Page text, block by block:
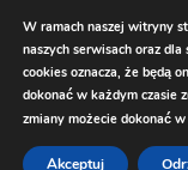
W ramach naszej witryny
naszych serwisach oraz
cookies oznacza, że będą
dokonać w każdym czasie
zmiany możecie dokonać w
Akceptuj